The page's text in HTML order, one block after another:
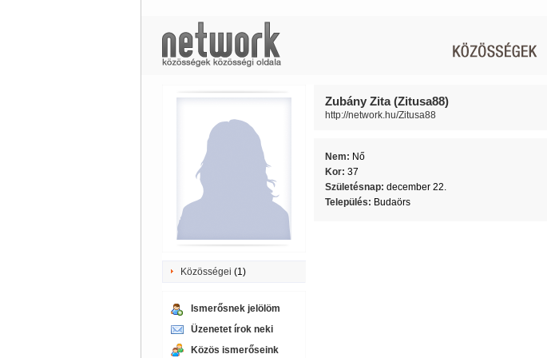
Közösségei (1)
Ismerősnek jelölöm
Üzenetet írok neki
Közös ismerőseink
Zubány Zita (Zitusa88)
http://network.hu/Zitusa88
Nem: Nő
Kor: 37
Születésnap: december 22.
Település: Budaörs